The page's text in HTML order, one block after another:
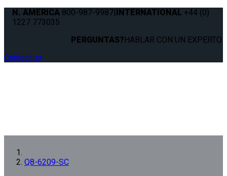
N. AMERICA 800-987-9987|INTERNATIONAL +44 (0)
1227 773035
PERGUNTAS?HABLAR CON UN EXPERTO.
Contact us
Q8-6209-SC